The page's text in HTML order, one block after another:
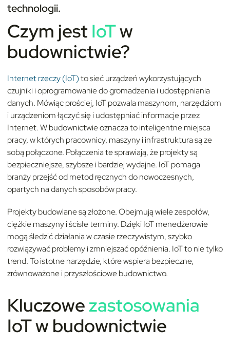
technologii.
Czym jestIoTw
budownictwie?
Internet rzeczy (IoT)to sieć urządzeń wykorzystujących
czujniki i oprogramowanie do gromadzenia i udostępniania
danych. Mówiąc prościej, IoT pozwala maszynom, narzędziom
i urządzeniom łączyć się i udostępniać informacje przez
Internet. W budownictwie oznacza to inteligentne miejsca
pracy, w których pracownicy, maszyny i infrastruktura są ze
sobą połączone. Połączenia te sprawiają, że projekty są
bezpieczniejsze, szybsze i bardziej wydajne. IoT pomaga
branży przejść od metod ręcznych do nowoczesnych,
opartych na danych sposobów pracy.
Projekty budowlane są złożone. Obejmują wiele zespołów,
ciężkie maszyny i ścisłe terminy. Dzięki IoT menedżerowie
mogą śledzić działania w czasie rzeczywistym, szybko
rozwiązywać problemy i zmniejszać opóźnienia. IoT to nie tylko
trend. To istotne narzędzie, które wspiera bezpieczne,
zrównoważone i przyszłościowe budownictwo.
Kluczowezastosowania
IoT w budownictwie